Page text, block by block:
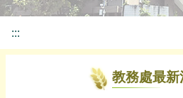
:::
教務處最新